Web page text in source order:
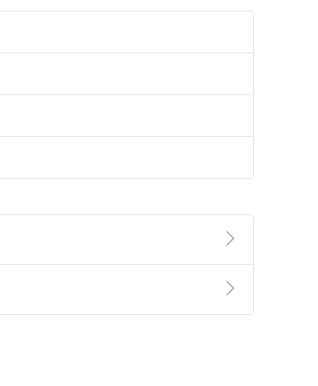
遊戲設計等，以「城市還魂」為核心價
成為充滿意義的地方。
之規定，「非以有形媒介提供之數位